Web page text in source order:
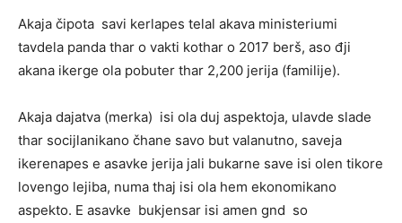
Akaja čipota savi kerlapes telal akava ministeriumi
tavdela panda thar o vakti kothar o 2017 berš, aso đji
akana ikerge ola pobuter thar 2,200 jerija (familije).
Akaja dajatva (merka) isi ola duj aspektoja, ulavde slade
thar socijlanikano čhane savo but valanutno, saveja
ikerenapes e asavke jerija jali bukarne save isi olen tikore
lovengo lejiba, numa thaj isi ola hem ekonomikano
aspekto. E asavke bukjensar isi amen gnd so